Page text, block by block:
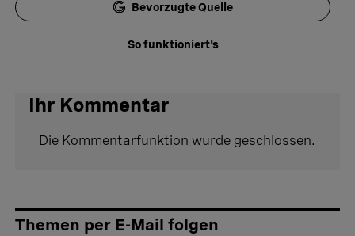
Bevorzugte Quelle
So funktioniert's
Ihr Kommentar
Die Kommentarfunktion wurde geschlossen.
Themen per E-Mail folgen